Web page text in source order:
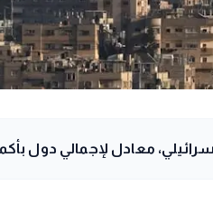
معادل لإجمالي دول